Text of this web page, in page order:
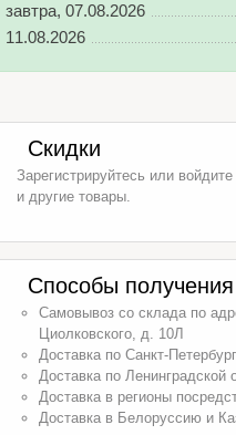
завтра, 07.08.2026
11.08.2026
Скидки
Зарегистрируйтесь или
и другие товары.
Способы получения
Самовывоз со склада по
Циолковского, д. 10Л
Доставка по Санкт-
Доставка по Ленинградской
Доставка в регионы
Доставка в Белоруссию и